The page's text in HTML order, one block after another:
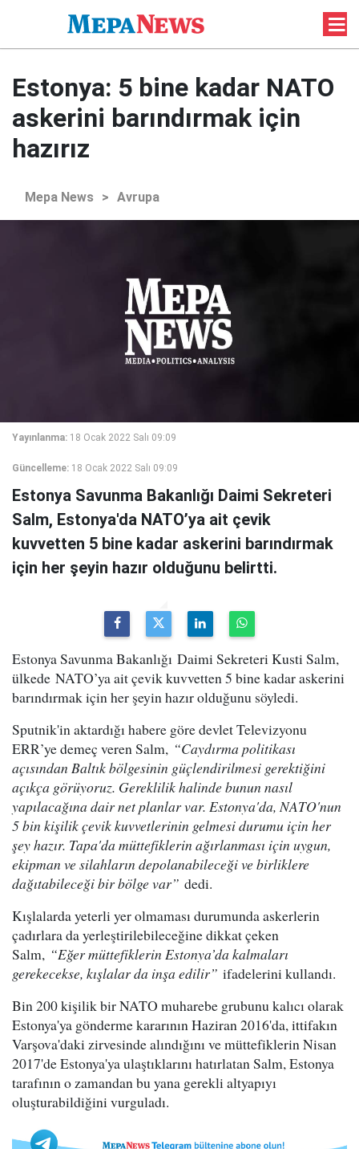
Estonya: 5 bine kadar NATO
askerini barındırmak için
hazırız
Mepa News > Avrupa
Yayınlanma: 18 Ocak 2022 Salı 09:09
Güncelleme: 18 Ocak 2022 Salı 09:09
Estonya Savunma Bakanlığı Daimi Sekreteri
Salm, Estonya'da NATO’ya ait çevik
kuvvetten 5 bine kadar askerini barındırmak
için her şeyin hazır olduğunu belirtti.
Estonya Savunma Bakanlığı Daimi Sekreteri Kusti Salm,
ülkede NATO’ya ait çevik kuvvetten 5 bine kadar askerini
barındırmak için her şeyin hazır olduğunu söyledi.
Sputnik'in aktardığı habere göre devlet Televizyonu
ERR’ye demeç veren Salm, “Caydırma politikası
açısından Baltık bölgesinin güçlendirilmesi gerektiğini
açıkça görüyoruz. Gereklilik halinde bunun nasıl
yapılacağına dair net planlar var. Estonya'da, NATO'nun
5 bin kişilik çevik kuvvetlerinin gelmesi durumu için her
şey hazır. Tapa'da müttefiklerin ağırlanması için uygun,
ekipman ve silahların depolanabileceği ve birliklere
dağıtabileceği bir bölge var” dedi.
Kışlalarda yeterli yer olmaması durumunda askerlerin
çadırlara da yerleştirilebileceğine dikkat çeken
Salm, “Eğer müttefiklerin Estonya’da kalmaları
gerekecekse, kışlalar da inşa edilir” ifadelerini kullandı.
Bin 200 kişilik bir NATO muharebe grubunu kalıcı olarak
Estonya'ya gönderme kararının Haziran 2016'da, ittifakın
Varşova'daki zirvesinde alındığını ve müttefiklerin Nisan
2017'de Estonya'ya ulaştıklarını hatırlatan Salm, Estonya
tarafının o zamandan bu yana gerekli altyapıyı
oluşturabildiğini vurguladı.